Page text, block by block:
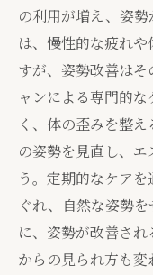
の利用が増え、姿
は、慢性的な疲れ
すが、姿勢改善は
ャンによる専門的
く、体の歪みを整
の姿勢を見直し、
う。定期的なケア
ぐれ、自然な姿勢
に、姿勢が改善さ
からの見られ方も